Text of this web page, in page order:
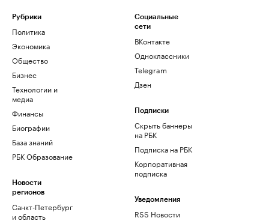
Рубрики
Политика
Экономика
Общество
Бизнес
Технологии и
медиа
Финансы
Биографии
База знаний
РБК Образование
Новости
регионов
Санкт-Петербург
и область
Социальные
сети
ВКонтакте
Одноклассники
Telegram
Дзен
Подписки
Скрыть баннеры
на РБК
Подписка на РБК
Корпоративная
подписка
Уведомления
RSS Новости